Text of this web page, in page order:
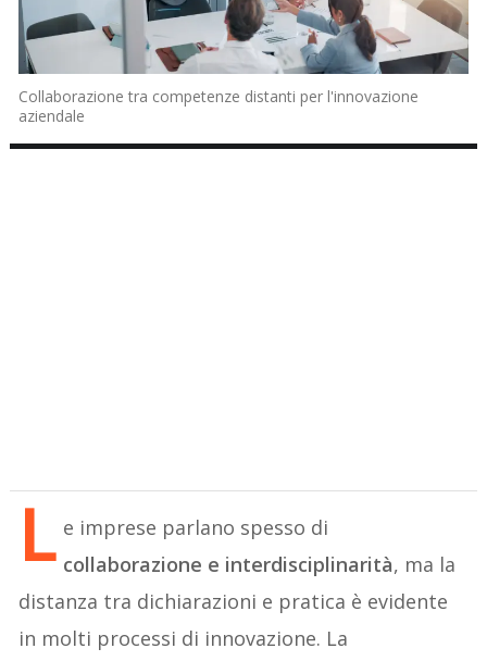
Collaborazione tra competenze distanti per l'innovazione
aziendale
L e imprese parlano spesso di
collaborazione e interdisciplinarità, ma la
distanza tra dichiarazioni e pratica è evidente
in molti processi di innovazione. La